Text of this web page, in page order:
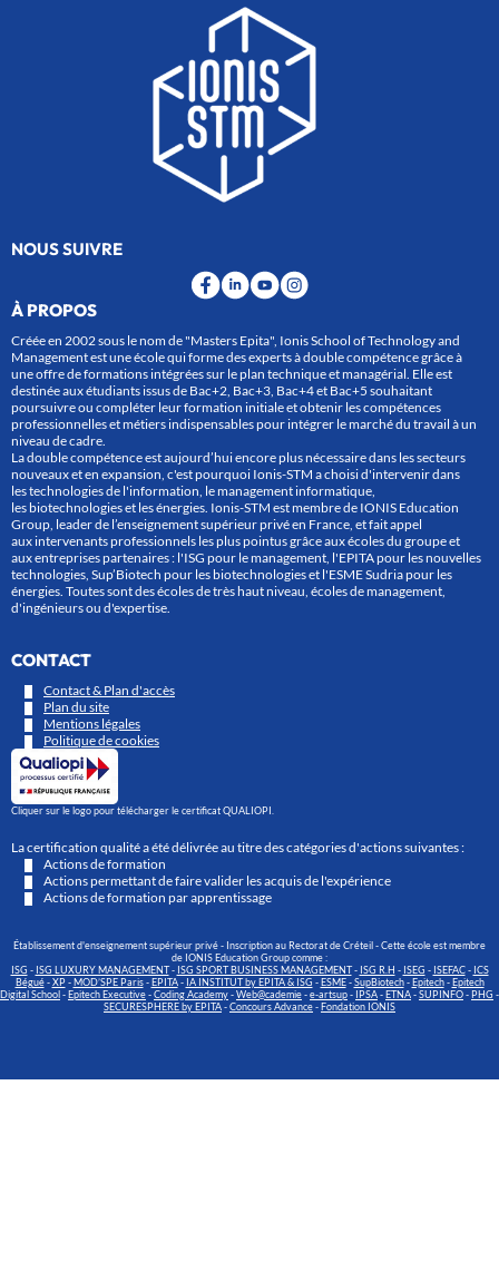
NOUS SUIVRE
À PROPOS
Créée en 2002 sous le nom de "Masters Epita", Ionis School of Technology and
Management est une école qui forme des experts à double compétence grâce à
une offre de formations intégrées sur le plan technique et managérial. Elle est
destinée aux étudiants issus de Bac+2, Bac+3, Bac+4 et Bac+5 souhaitant
poursuivre ou compléter leur formation initiale et obtenir les compétences
professionnelles et métiers indispensables pour intégrer le marché du travail à un
niveau de cadre.
La double compétence est aujourd’hui encore plus nécessaire dans les secteurs
nouveaux et en expansion, c'est pourquoi Ionis-STM a choisi d'intervenir dans
les technologies de l'information, le management informatique,
les biotechnologies et les énergies. Ionis-STM est membre de IONIS Education
Group, leader de l’enseignement supérieur privé en France, et fait appel
aux intervenants professionnels les plus pointus grâce aux écoles du groupe et
aux entreprises partenaires : l'ISG pour le management, l'EPITA pour les nouvelles
technologies, Sup’Biotech pour les biotechnologies et l'ESME Sudria pour les
énergies. Toutes sont des écoles de très haut niveau, écoles de management,
d'ingénieurs ou d'expertise.
CONTACT
Contact & Plan d'accès
Plan du site
Mentions légales
Politique de cookies
Cliquer sur le logo pour télécharger le certificat QUALIOPI.
La certification qualité a été délivrée au titre des catégories d'actions suivantes :
Actions de formation
Actions permettant de faire valider les acquis de l'expérience
Actions de formation par apprentissage
Établissement d'enseignement supérieur privé - Inscription au Rectorat de Créteil - Cette école est membre
de IONIS Education Group comme :
ISG - ISG LUXURY MANAGEMENT- ISG SPORT BUSINESS MANAGEMENT- ISG R.H - ISEG - ISEFAC- ICS
Bégué-XP- MOD’SPE Paris- EPITA- IA INSTITUT by EPITA & ISG - ESME-SupBiotech- Epitech- Epitech
Digital School - Epitech Executive-Coding Academy-Web@cademie-e-artsup- IPSA- ETNA-SUPINFO- PHG -
SECURESPHERE by EPITA-Concours Advance- Fondation IONIS